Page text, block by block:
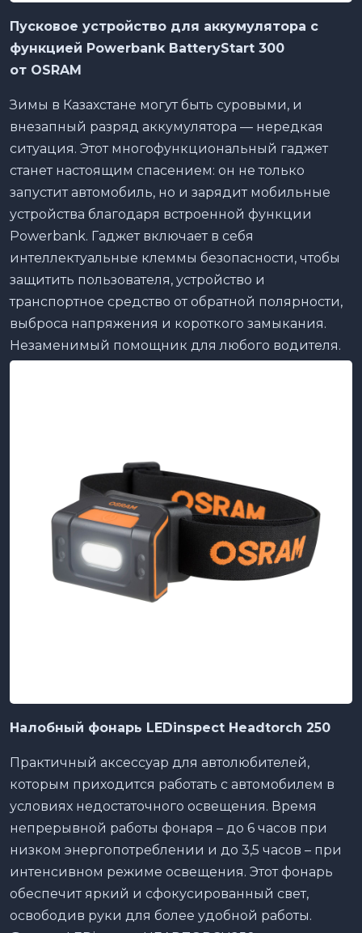
Пусковое устройство для аккумулятора с
функцией Powerbank BatteryStart 300
от OSRAM
Зимы в Казахстане могут быть суровыми, и
внезапный разряд аккумулятора — нередкая
ситуация. Этот многофункциональный гаджет
станет настоящим спасением: он не только
запустит автомобиль, но и зарядит мобильные
устройства благодаря встроенной функции
Powerbank. Гаджет включает в себя
интеллектуальные клеммы безопасности, чтобы
защитить пользователя, устройство и
транспортное средство от обратной полярности,
выброса напряжения и короткого замыкания.
Незаменимый помощник для любого водителя.
Налобный фонарь LEDinspect Headtorch 250
Практичный аксессуар для автолюбителей,
которым приходится работать с автомобилем в
условиях недостаточного освещения. Время
непрерывной работы фонаря – до 6 часов при
низком энергопотреблении и до 3,5 часов – при
интенсивном режиме освещения. Этот фонарь
обеспечит яркий и сфокусированный свет,
освободив руки для более удобной работы.